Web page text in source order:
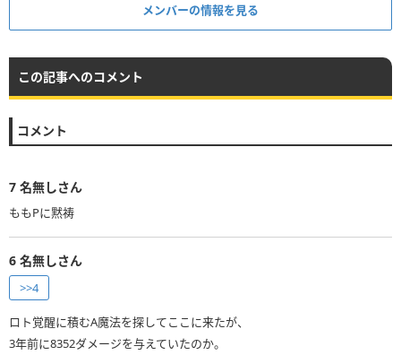
メンバーの情報を見る
この記事へのコメント
コメント
7 名無しさん
ももPに黙祷
6 名無しさん
>>4
ロト覚醒に積むA魔法を探してここに来たが、
3年前に8352ダメージを与えていたのか。